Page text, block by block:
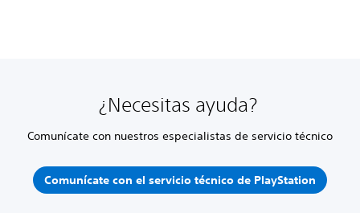
¿Necesitas ayuda?
Comunícate con nuestros especialistas de servicio técnico
Comunícate con el servicio técnico de PlayStation